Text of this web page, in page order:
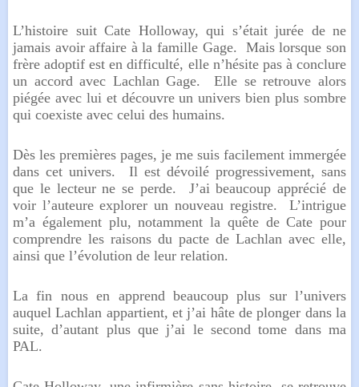
L’histoire suit Cate Holloway, qui s’était jurée de ne
jamais avoir affaire à la famille Gage. Mais lorsque son
frère adoptif est en difficulté, elle n’hésite pas à conclure
un accord avec Lachlan Gage. Elle se retrouve alors
piégée avec lui et découvre un univers bien plus sombre
qui coexiste avec celui des humains.
Dès les premières pages, je me suis facilement immergée
dans cet univers. Il est dévoilé progressivement, sans
que le lecteur ne se perde. J’ai beaucoup apprécié de
voir l’auteure explorer un nouveau registre. L’intrigue
m’a également plu, notamment la quête de Cate pour
comprendre les raisons du pacte de Lachlan avec elle,
ainsi que l’évolution de leur relation.
La fin nous en apprend beaucoup plus sur l’univers
auquel Lachlan appartient, et j’ai hâte de plonger dans la
suite, d’autant plus que j’ai le second tome dans ma
PAL.